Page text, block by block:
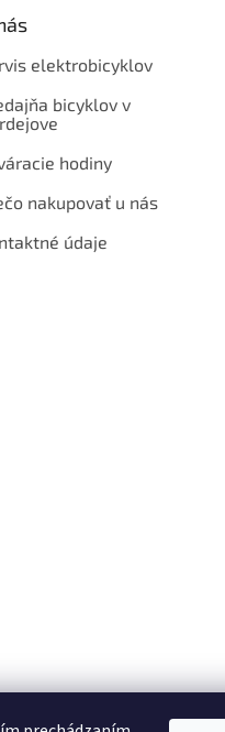
elektrobicyklov
bicyklov v
hodiny
nakupovať u nás
údaje